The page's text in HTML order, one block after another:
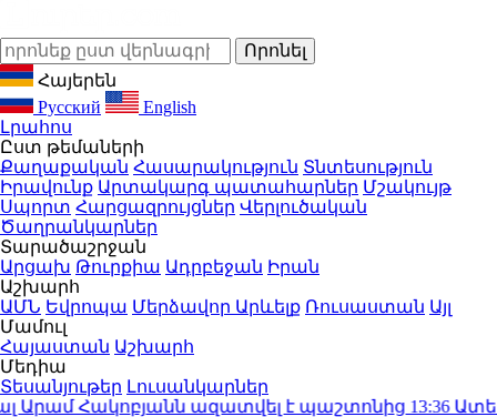
Հայերեն
Русский
English
Լրահոս
Ըստ թեմաների
Քաղաքական Հասարակություն Տնտեսություն
Իրավունք Արտակարգ պատահարներ Մշակույթ
Սպորտ Հարցազրույցներ Վերլուծական
Ծաղրանկարներ
Տարածաշրջան
Արցախ Թուրքիա Ադրբեջան Իրան
Աշխարհ
ԱՄՆ Եվրոպա Մերձավոր Արևելք Ռուսաստան Այլ
Մամուլ
Հայաստան Աշխարհ
Մեդիա
Տեսանյութեր Լուսանկարներ
Հակոբյանն ազատվել է պաշտոնից13:36